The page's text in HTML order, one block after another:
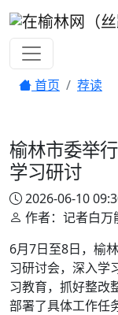
首页 荐读
榆林市委举
学习研讨
2026-06-10
作者：记者白万
6月7日至8日，榆
习研讨会，深入学
习教育，抓好整改
部署了具体工作任